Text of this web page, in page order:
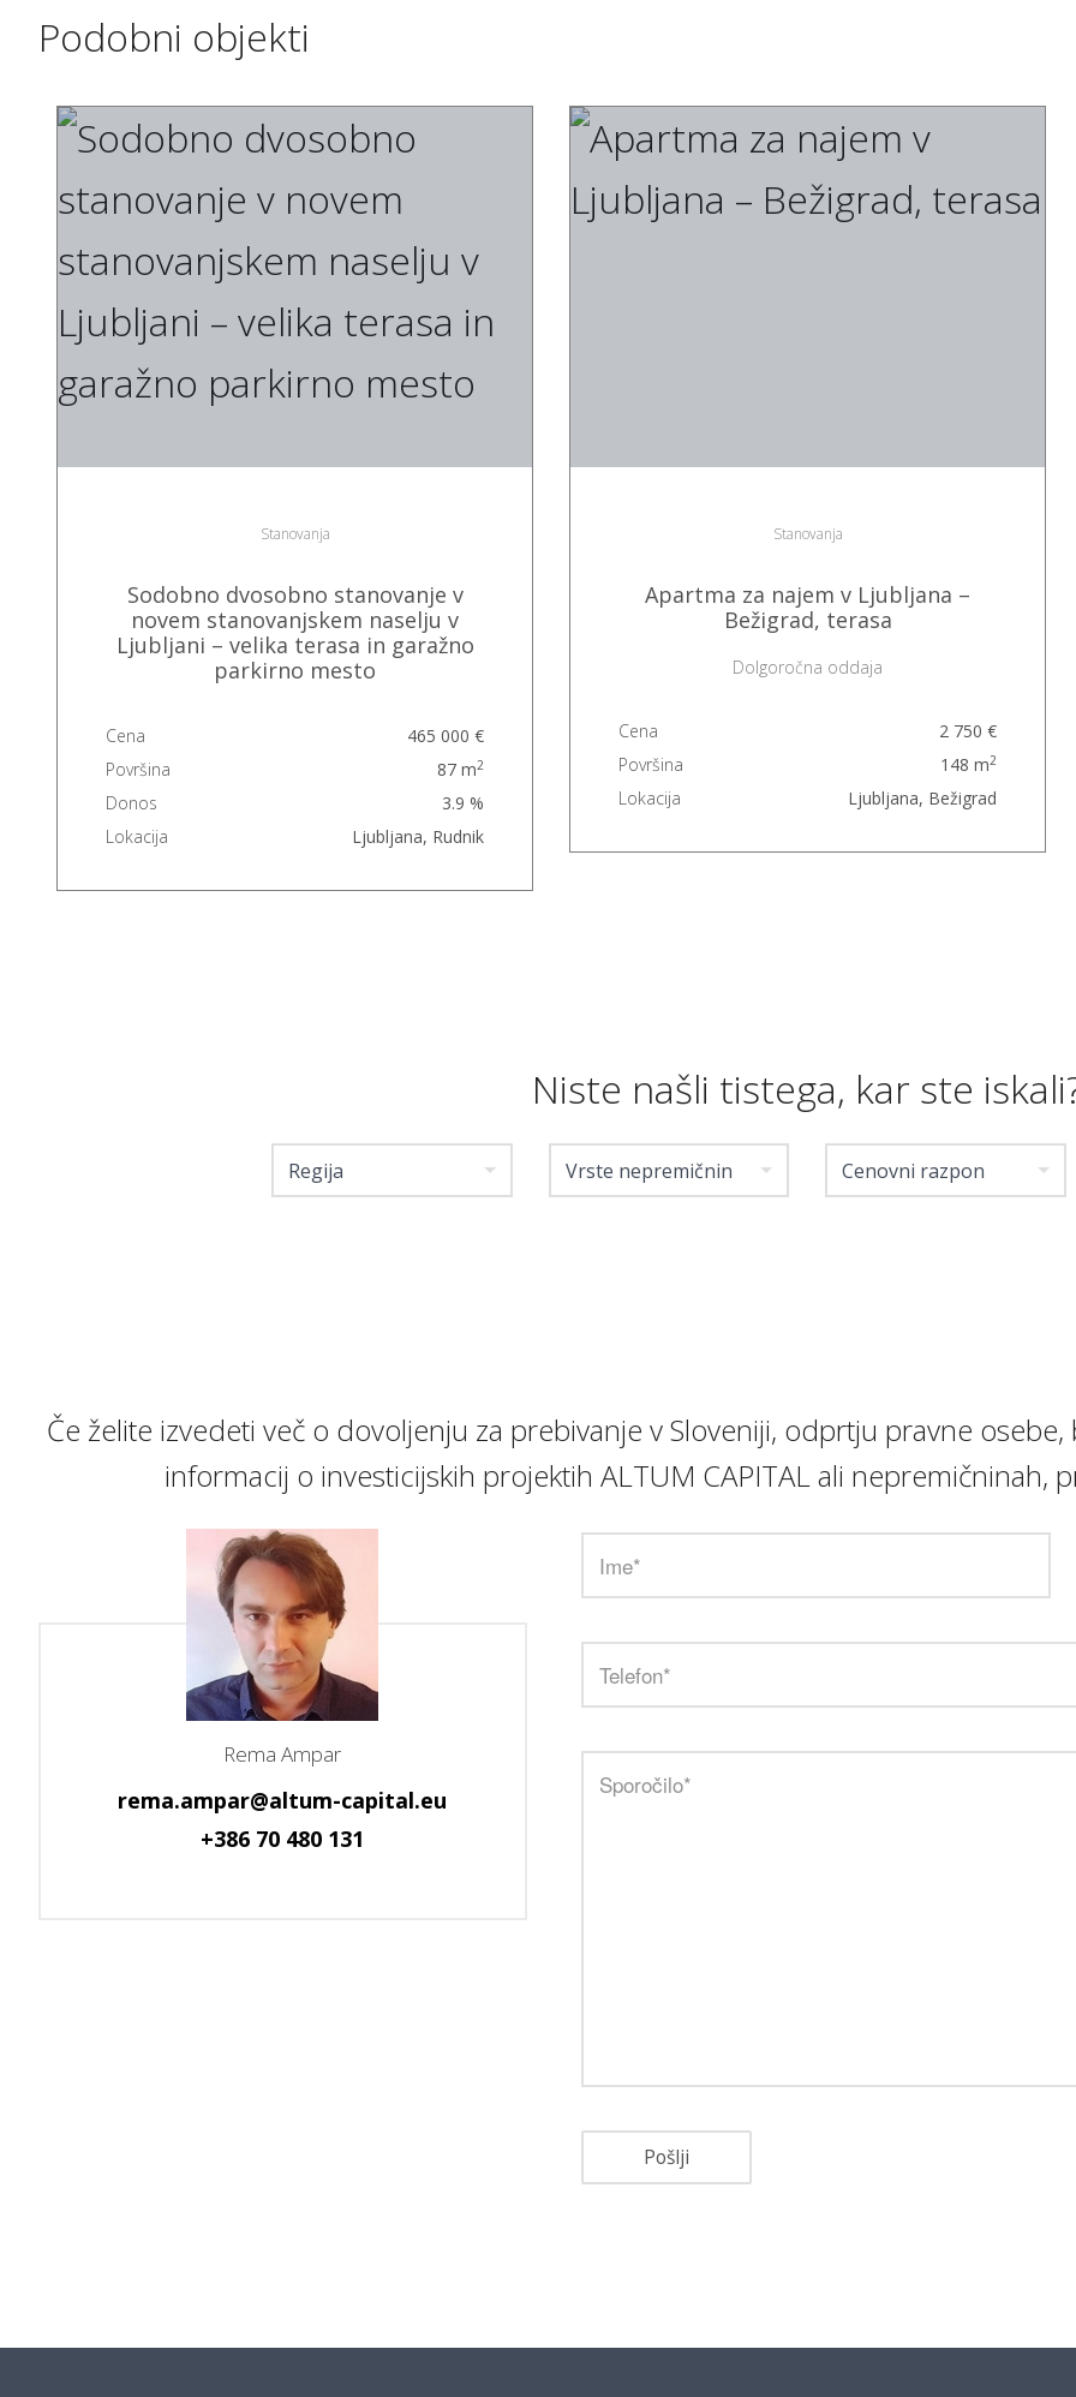
Podobni objekti
Stanovanja
Sodobno dvosobno stanovanje v
novem stanovanjskem naselju v
Ljubljani – velika terasa in garažno
parkirno mesto
Cena
465 000 €
Površina
87 m2
Donos
3.9 %
Lokacija
Ljubljana, Rudnik
Stanovanja
Apartma za najem v Ljubljana –
Bežigrad, terasa
Dolgoročna oddaja
Cena
2 750 €
Površina
148 m2
Lokacija Ljubljana, Bežigrad
Niste našli tistega, kar ste
Regija Vrste nepremičnin Cenovni razpon
Če želite izvedeti več o dovoljenju za prebivanje v Sloveniji, odprtju pravne
informacij o investicijskih projektih ALTUM CAPITAL ali nepremičninah,
Rema Ampar
rema.ampar@altum-capital.eu
+386 70 480 131